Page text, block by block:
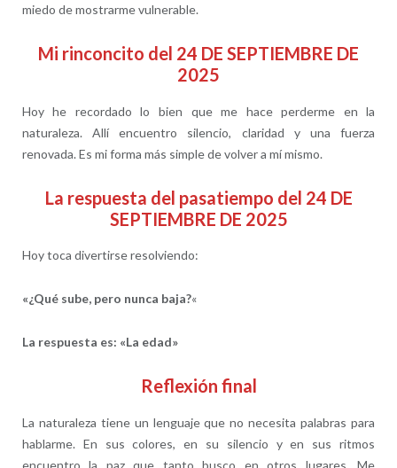
miedo de mostrarme vulnerable.
Mi rinconcito del 24 DE SEPTIEMBRE DE
2025
Hoy he recordado lo bien que me hace perderme en la
naturaleza. Allí encuentro silencio, claridad y una fuerza
renovada. Es mi forma más simple de volver a mí mismo.
La respuesta del pasatiempo del 24 DE
SEPTIEMBRE DE 2025
Hoy toca divertirse resolviendo:
«¿Qué sube, pero nunca baja?«
La respuesta es: «La edad»
Reflexión final
La naturaleza tiene un lenguaje que no necesita palabras para
hablarme. En sus colores, en su silencio y en sus ritmos